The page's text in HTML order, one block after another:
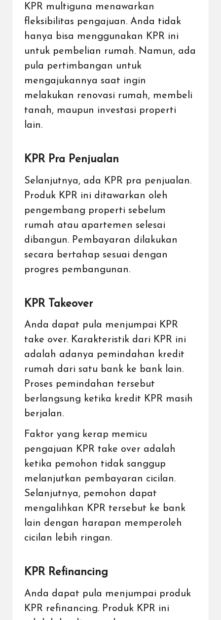
KPR multiguna menawarkan
fleksibilitas pengajuan. Anda tidak
hanya bisa menggunakan KPR ini
untuk pembelian rumah. Namun, ada
pula pertimbangan untuk
mengajukannya saat ingin
melakukan renovasi rumah, membeli
tanah, maupun investasi properti
lain.
KPR Pra Penjualan
Selanjutnya, ada KPR pra penjualan.
Produk KPR ini ditawarkan oleh
pengembang properti sebelum
rumah atau apartemen selesai
dibangun. Pembayaran dilakukan
secara bertahap sesuai dengan
progres pembangunan.
KPR Takeover
Anda dapat pula menjumpai KPR
take over. Karakteristik dari KPR ini
adalah adanya pemindahan kredit
rumah dari satu bank ke bank lain.
Proses pemindahan tersebut
berlangsung ketika kredit KPR masih
berjalan.
Faktor yang kerap memicu
pengajuan KPR take over adalah
ketika pemohon tidak sanggup
melanjutkan pembayaran cicilan.
Selanjutnya, pemohon dapat
mengalihkan KPR tersebut ke bank
lain dengan harapan memperoleh
cicilan lebih ringan.
KPR Refinancing
Anda dapat pula menjumpai produk
KPR refinancing. Produk KPR ini